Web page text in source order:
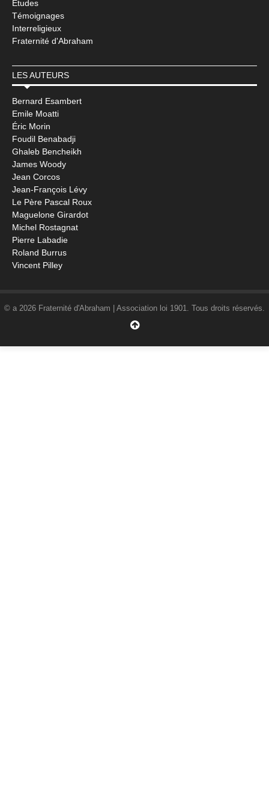
Etudes
Témoignages
Interreligieux
Fraternité d'Abraham
LES AUTEURS
Bernard Esambert
Emile Moatti
Éric Morin
Foudil Benabadji
Ghaleb Bencheikh
James Woody
Jean Corcos
Jean-François Lévy
Le Père Pascal Roux
Maguelone Girardot
Michel Rostagnat
Pierre Labadie
Roland Burrus
Vincent Pilley
© a 2026 Fraternité d'Abraham | Association loi 1901. Tous droits réservés.